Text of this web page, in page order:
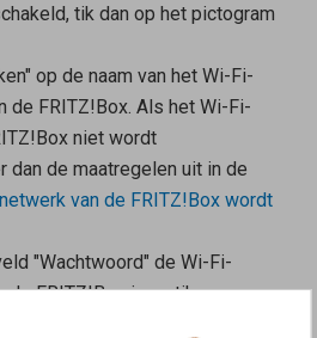
tik dan op het pictogram
op de naam van het Wi-Fi-
de FRITZ!Box. Als het Wi-Fi-
niet wordt
dan de maatregelen uit in de
van de FRITZ!Box wordt
"Wachtwoord" de Wi-Fi-
FRITZ!Box in en tik op